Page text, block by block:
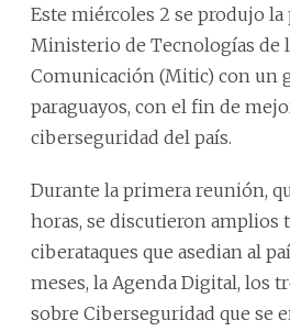
Este miércoles 2 se produjo
Ministerio de Tecnologías de
Comunicación (Mitic) con un
paraguayos, con el fin de
ciberseguridad del país.
Durante la primera reunión,
horas, se discutieron amplios
ciberataques que asedian al
meses, la Agenda Digital, los
sobre Ciberseguridad que se